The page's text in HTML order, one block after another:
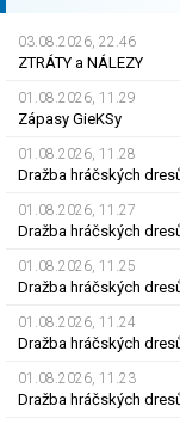
03.08.2026, 22.46
ZTRÁTY a NÁLEZY
01.08.2026, 11.29
Zápasy GieKSy
01.08.2026, 11.28
Dražba hráčských
01.08.2026, 11.27
Dražba hráčských
01.08.2026, 11.25
Dražba hráčských
01.08.2026, 11.24
Dražba hráčských
01.08.2026, 11.23